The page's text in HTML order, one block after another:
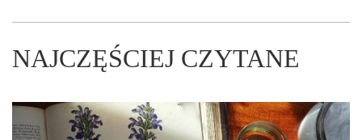
NAJCZĘŚCIEJ CZYTANE